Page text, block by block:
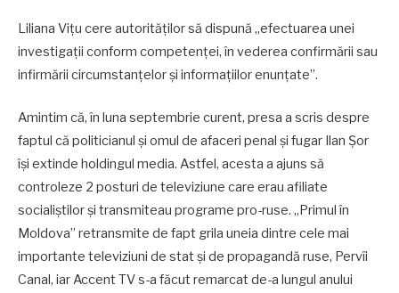
Liliana Vițu cere autorităților să dispună „efectuarea unei
investigații conform competenței, în vederea confirmării sau
infirmării circumstanțelor și informațiilor enunțate”.
Amintim că, în luna septembrie curent, presa a scris despre
faptul că politicianul și omul de afaceri penal și fugar Ilan Șor
își extinde holdingul media. Astfel, acesta a ajuns să
controleze 2 posturi de televiziune care erau afiliate
socialiștilor și transmiteau programe pro-ruse. „Primul în
Moldova” retransmite de fapt grila uneia dintre cele mai
importante televiziuni de stat și de propagandă ruse, Pervîi
Canal, iar Accent TV s-a făcut remarcat de-a lungul anului